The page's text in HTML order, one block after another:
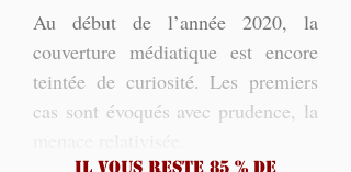
Au début de l’année 2020, la
couverture médiatique est encore
teintée de curiosité. Les premiers
cas sont évoqués avec prudence, la
Il vous reste 85 % de